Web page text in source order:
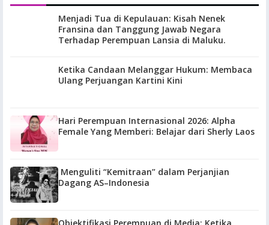
Menjadi Tua di Kepulauan: Kisah Nenek
Fransina dan Tanggung Jawab Negara
Terhadap Perempuan Lansia di Maluku.
Ketika Candaan Melanggar Hukum: Membaca
Ulang Perjuangan Kartini Kini
Hari Perempuan Internasional 2026: Alpha
Female Yang Memberi: Belajar dari Sherly Laos
Menguliti “Kemitraan” dalam Perjanjian
Dagang AS–Indonesia